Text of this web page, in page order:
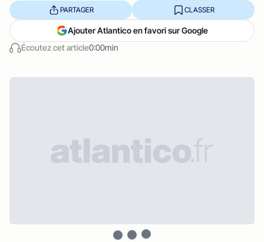
Écoutez cet article0:00min
PARTAGER CLASSER
Ajouter Atlantico en favori sur Google